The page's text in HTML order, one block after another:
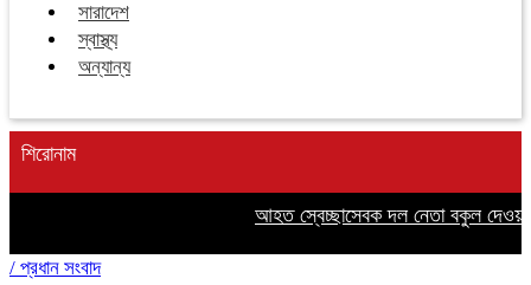
সারাদেশ
স্বাস্থ্য
অন্যান্য
শিরোনাম
আহত স্বেচ্ছাসেবক দল নেতা বকুল
/ প্রধান সংবাদ